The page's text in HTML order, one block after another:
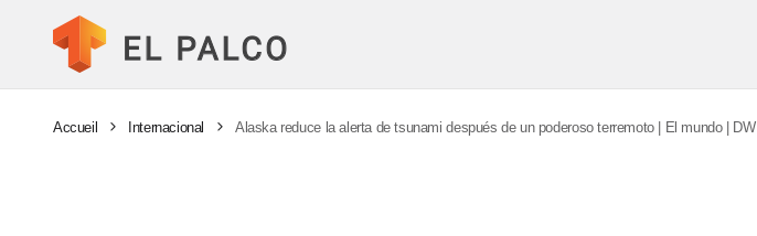
Accueil Internacional Alaska reduce la alerta de tsunami después de un poderoso terremoto | El mundo | DW